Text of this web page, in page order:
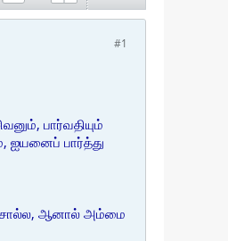
#1
பார்வதியும்
ஐயனைப் பார்த்து
ஆனால் அம்மை